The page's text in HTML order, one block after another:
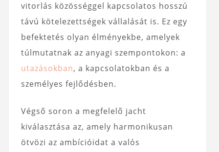
vitorlás közösséggel kapcsolatos hosszú
távú kötelezettségek vállalását is. Ez egy
befektetés olyan élményekbe, amelyek
túlmutatnak az anyagi szempontokon: a
utazásokban, a kapcsolatokban és a
személyes fejlődésben.
Végső soron a megfelelő jacht
kiválasztása az, amely harmonikusan
ötvözi az ambícióidat a valós